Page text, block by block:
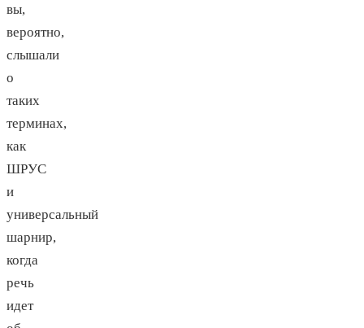
вы,
вероятно,
слышали
о
таких
терминах,
как
ШРУС
и
универсальный
шарнир,
когда
речь
идет